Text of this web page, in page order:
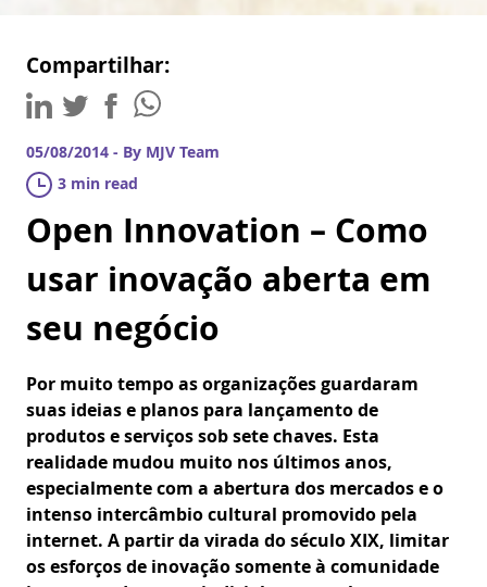
Compartilhar:
05/08/2014 - By MJV Team
3 min read
Open Innovation – Como
usar inovação aberta em
seu negócio
Por muito tempo as organizações guardaram
suas ideias e planos para lançamento de
produtos e serviços sob sete chaves. Esta
realidade mudou muito nos últimos anos,
especialmente com a abertura dos mercados e o
intenso intercâmbio cultural promovido pela
internet. A partir da virada do século XIX, limitar
os esforços de inovação somente à comunidade